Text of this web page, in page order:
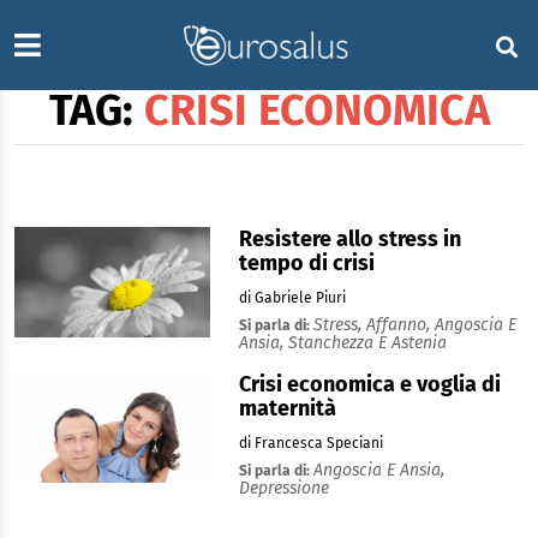
TAG: CRISI ECONOMICA
Resistere allo stress in
tempo di crisi
di Gabriele Piuri
Si parla di: Stress,Affanno,Angoscia E
Ansia, Stanchezza E Astenia
Crisi economica e voglia di
maternità
di Francesca Speciani
Si parla di:Angoscia E Ansia,
Depressione